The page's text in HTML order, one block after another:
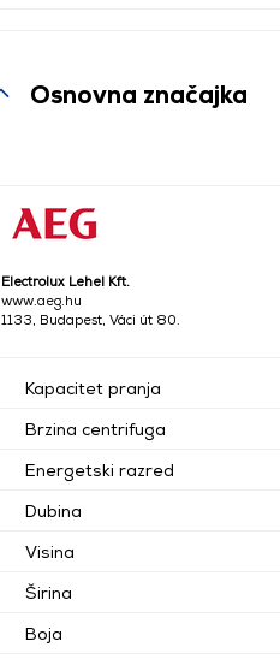
Osnovna značajka
Electrolux Lehel Kft.
www.aeg.hu
1133, Budapest, Váci út 80.
Kapacitet pranja
Brzina centrifuga
Energetski razred
Dubina
Visina
Širina
Boja